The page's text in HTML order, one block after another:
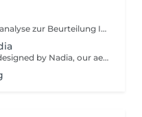
Beratung: Eine professionelle Hautanalyse zur Beurteilung Ihres Hautzustands, zur Besprechung Ihrer Hautbedürfnisse und zur Empfehlung der passenden Behandlungen sowie einer geeigneten Pflege für zu Hause. Beratung & Erste Behandlung: Eine professionelle Hautanalyse zur Beurteilung Ihres Hautzustands, zur Besprechung Ihrer Hautbedürfnisse und zur Empfehlung der passenden Behandlungen sowie einer geeigneten Pflege für zu Hause. Anschließend folgt eine individuell angepasste Behandlung, die auf die aktuellen Bedürfnisse Ihrer Haut abgestimmt ist. Der Preis hängt von der gewählten Behandlung ab.
An exclusive signature treatment designed by Nadia, our aesthetician, for the delicate eye and neck area. It delivers intensive hydration and improves skin elasticity, helping to restore firmness, smoothness, and a visibly refreshed appearance. The treatment helps reduce the appearance of fine lines, provides a gentle brightening effect around the eyes, and creates a natural lifting result for a more rested and youthful look. Another combination is eye- and neck-intensive hydration with a full facial treatment. This combination is ideal for clients seeking full-face care and an instantly refreshed, healthy look.